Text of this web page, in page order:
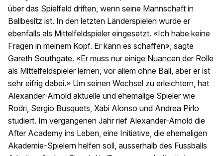
über das Spielfeld driften, wenn seine Mannschaft in
Ballbesitz ist. In den letzten Länderspielen wurde er
ebenfalls als Mittelfeldspieler eingesetzt. «Ich habe keine
Fragen in meinem Kopf. Er kann es schaffen», sagte
Gareth Southgate. «Er muss nur einige Nuancen der Rolle
als Mittelfeldspieler lernen, vor allem ohne Ball, aber er ist
sehr eifrig dabei.» Um seinen Wechsel zu erleichtern, hat
Alexander-Arnold aktuelle und ehemalige Spieler wie
Rodri, Sergio Busquets, Xabi Alonso und Andrea Pirlo
studiert. Im vergangenen Jahr rief Alexander-Arnold die
After Academy ins Leben, eine Initiative, die ehemaligen
Akademie-Spielern helfen soll, ausserhalb des Fussballs